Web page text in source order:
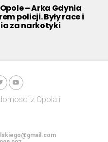
– Arka Gdynia
policji. Były race i
za narkotyki